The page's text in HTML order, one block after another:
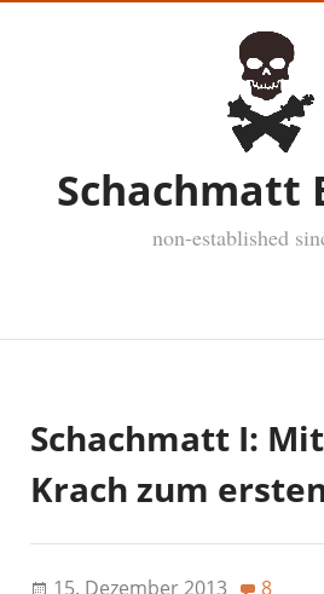
Schachmatt
non-established
Schachmatt I:
Krach zum
15. Dezember 2013 8